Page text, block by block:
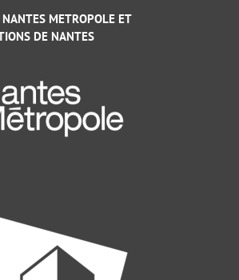
METROPOLE ET
DE NANTES